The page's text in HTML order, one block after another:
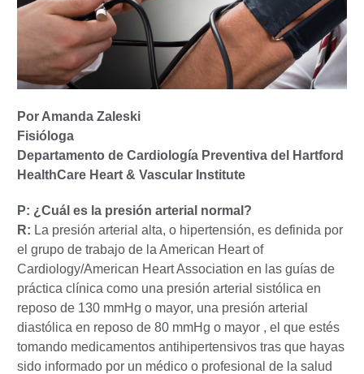
Por Amanda Zaleski
Fisióloga
Departamento de Cardiología Preventiva del Hartford
HealthCare Heart & Vascular Institute
P: ¿Cuál es la presión arterial normal?
R: La presión arterial alta, o hipertensión, es definida por
el grupo de trabajo de la American Heart of
Cardiology/American Heart Association en las guías de
práctica clínica como una presión arterial sistólica en
reposo de 130 mmHg o mayor, una presión arterial
diastólica en reposo de 80 mmHg o mayor , el que estés
tomando medicamentos antihipertensivos tras que hayas
sido informado por un médico o profesional de la salud